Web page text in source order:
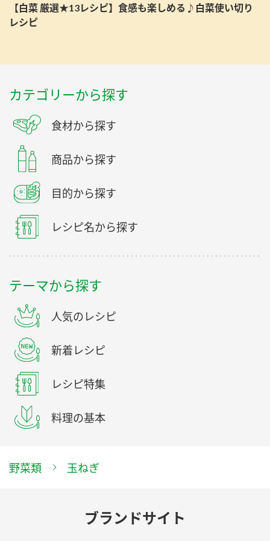
【白菜 厳選★13レシピ】食感も楽しめる♪白菜使い切り
レシピ
カテゴリーから探す
食材から探す
商品から探す
目的から探す
レシピ名から探す
テーマから探す
人気のレシピ
新着レシピ
レシピ特集
料理の基本
野菜類 玉ねぎ
ブランドサイト